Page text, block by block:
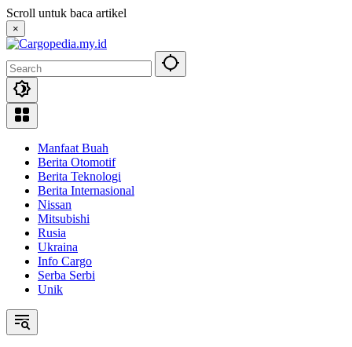
Skip
to
content
Scroll untuk baca artikel
×
Manfaat Buah
Berita Otomotif
Berita Teknologi
Berita Internasional
Nissan
Mitsubishi
Rusia
Ukraina
Info Cargo
Serba Serbi
Unik